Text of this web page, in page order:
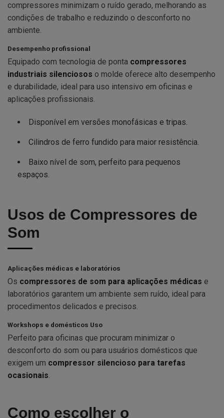
compressores minimizam o ruído gerado, melhorando as
condições de trabalho e reduzindo o desconforto no
ambiente.
Desempenho profissional
Equipado com tecnologia de ponta compressores
industriais silenciosos o molde oferece alto desempenho
e durabilidade, ideal para uso intensivo em oficinas e
aplicações profissionais.
Disponível em versões monofásicas e tripas.
Cilindros de ferro fundido para maior resistência.
Baixo nível de som, perfeito para pequenos
espaços.
Usos de Compressores de
Som
Aplicações médicas e laboratórios
Os compressores de som para aplicações médicas e
laboratórios garantem um ambiente sem ruído, ideal para
procedimentos delicados e precisos.
Workshops e domésticos Uso
Perfeito para oficinas que procuram minimizar o
desconforto do som ou para usuários domésticos que
exigem um compressor silencioso para tarefas
ocasionais.
Como escolher o